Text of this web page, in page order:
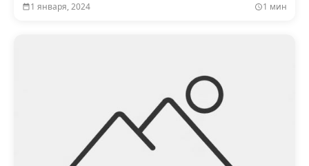
1 января, 2024 1 мин